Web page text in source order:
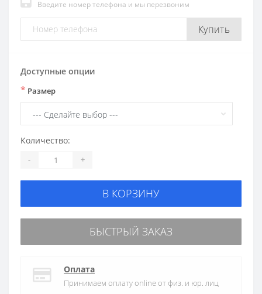
Введите номер телефона и мы перезвоним
Купить
Доступные опции
* Размер
Количество:
- +
В КОРЗИНУ
БЫСТРЫЙ ЗАКАЗ
Оплата
Принимаем оплату online от физ. и юр. лиц